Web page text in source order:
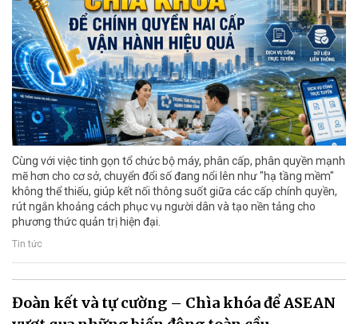
Cùng với việc tinh gọn tổ chức bộ máy, phân cấp, phân quyền mạnh
mẽ hơn cho cơ sở, chuyển đổi số đang nổi lên như "hạ tầng mềm"
không thể thiếu, giúp kết nối thông suốt giữa các cấp chính quyền,
rút ngắn khoảng cách phục vụ người dân và tạo nền tảng cho
phương thức quản trị hiện đại.
Tin tức
Đoàn kết và tự cường – Chìa khóa để ASEAN